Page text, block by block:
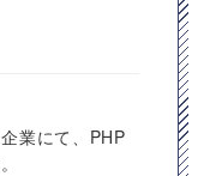
業にて、PHP